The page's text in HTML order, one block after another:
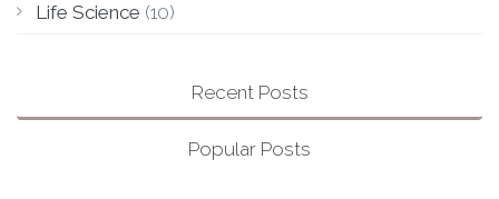
Life Science (10)
Recent Posts
Popular Posts